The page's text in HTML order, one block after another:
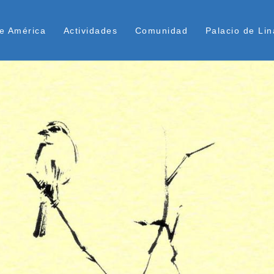
Superior
América Actividades Comunidad Palacio de